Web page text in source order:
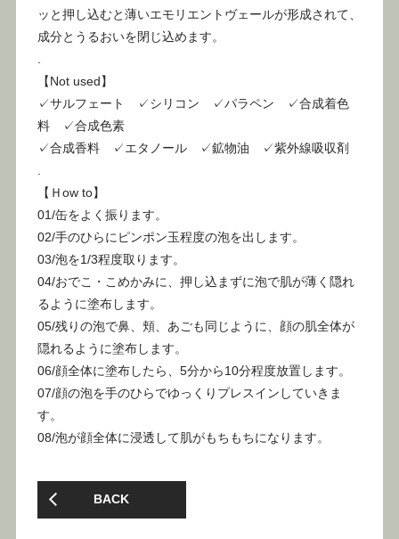
ッと押し込むと薄いエモリエントヴェールが形成されて、
成分とうるおいを閉じ込めます。
【Not used】
✓サルフェート ✓シリコン ✓パラペン ✓合成着色
料 ✓合成色素
✓合成香料 ✓エタノール ✓鉱物油 ✓紫外線吸収剤
【Ｈow to】
01/缶をよく振ります。
02/手のひらにピンポン玉程度の泡を出します。
03/泡を1/3程度取ります。
04/おでこ・こめかみに、押し込まずに泡で肌が薄く隠れ
るように塗布します。
05/残りの泡で鼻、頬、あごも同じように、顔の肌全体が
隠れるように塗布します。
06/顔全体に塗布したら、5分から10分程度放置します。
07/顔の泡を手のひらでゆっくりプレスインしていきま
す。
08/泡が顔全体に浸透して肌がもちもちになります。
BACK